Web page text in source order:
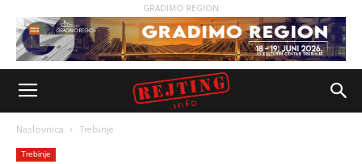
GRADIMO REGION
Naslovnica Trebinje
Trebinje